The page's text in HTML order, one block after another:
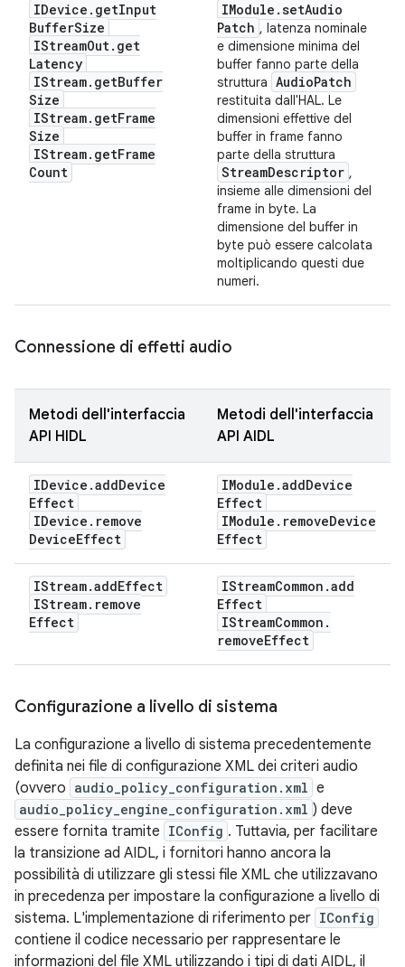
IDevice . getInput
BufferSize
IStreamOut. get
Latency
IStream. getBuffer
Size
IStream. getFrame
Size
IStream. getFrame
Count
IModule .setAudio
Patch , latenza nominale
e dimensione minima del
buffer fanno parte della
struttura AudioPatch
restituita dall'HAL. Le
dimensioni effettive del
buffer in frame fanno
parte della struttura
StreamDescriptor ,
insieme alle dimensioni del
frame in byte. La
dimensione del buffer in
byte può essere calcolata
moltiplicando questi due
numeri.
Connessione di effetti audio
Metodi dell'interfaccia
API HIDL
Metodi dell'interfaccia
API AIDL
IDevice .addDevice
Effect
IDevice . remove
DeviceEffect
IModule .addDevice
Effect
IModule . removeDevice
Effect
IStream.addEffect
IStream. remove
Effect
IStreamCommon .add
Effect
IStreamCommon .
removeEffect
Configurazione a livello di sistema
La configurazione a livello di sistema precedentemente
definita nei file di configurazione XML dei criteri audio
(ovvero audio_policy_configuration.xml e
audio_policy_engine_configuration.xml ) deve
essere fornita tramite IConfig . Tuttavia, per facilitare
la transizione ad AIDL, i fornitori hanno ancora la
possibilità di utilizzare gli stessi file XML che utilizzavano
in precedenza per impostare la configurazione a livello di
sistema. L'implementazione di riferimento per IConfig
contiene il codice necessario per rappresentare le
informazioni del file XML utilizzando i tipi di dati AIDL, il